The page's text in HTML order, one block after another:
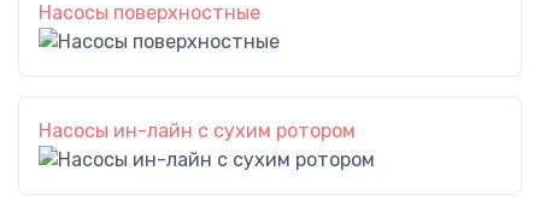
Насосы поверхностные
Насосы ин-лайн с сухим ротором